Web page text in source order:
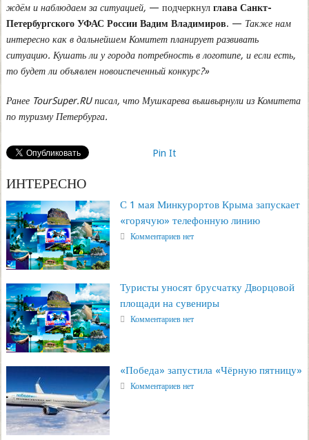
ждём и наблюдаем за ситуацией, — подчеркнул глава Санкт-
Петербургского УФАС России Вадим Владимиров. — Также нам
интересно как в дальнейшем Комитет планирует развивать
ситуацию. Кушать ли у города потребность в логотипе, и если есть,
то будет ли объявлен новоиспеченный конкурс?»
Ранее TourSuper.RU писал, что Мушкарева вышвырнули из Комитета
по туризму Петербурга.
Pin It
ИНТЕРЕСНО
С 1 мая Минкурортов Крыма запускает
«горячую» телефонную линию
Комментариев нет
Туристы уносят брусчатку Дворцовой
площади на сувениры
Комментариев нет
«Победа» запустила «Чёрную пятницу»
Комментариев нет